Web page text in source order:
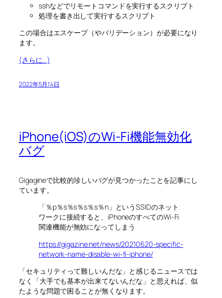
sshなどでリモートコマンドを実行するスクリプト
処理を書き出して実行するスクリプト
この場合はエスケープ（やバリデーション）が必要になり
ます。
(さらに…)
2022年5月14日
iPhone(iOS)のWi-Fi機能無効化
バグ
Gigagineで比較的珍しいバグが見つかったことを記事にし
ています。
「％p％s％s％s％s％n」というSSIDのネット
ワークに接続すると、iPhoneのすべてのWi-Fi
関連機能が無効になってしまう
https://gigazine.net/news/20210620-specific-
network-name-disable-wi-fi-iphone/
「セキュリティって難しいんだな」と感じるニュースでは
なく「大手でも基本が出来てないんだな」と思えれば、似
たような問題で困ることが無くなります。